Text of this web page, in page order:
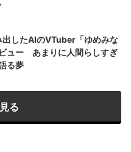
したAIのVTuber「ゆめみな
ュー あまりに人間らしすぎ
る夢
る